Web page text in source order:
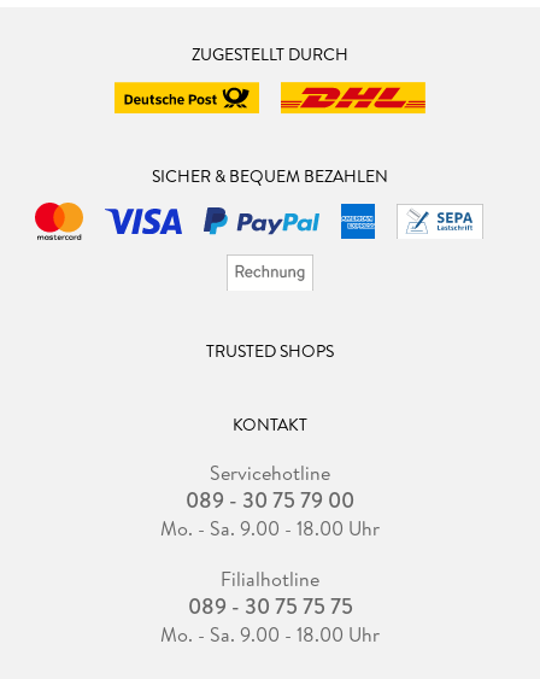
ZUGESTELLT DURCH
SICHER & BEQUEM BEZAHLEN
TRUSTED SHOPS
KONTAKT
Servicehotline
089 - 30 75 79 00
Mo. - Sa. 9.00 - 18.00 Uhr
Filialhotline
089 - 30 75 75 75
Mo. - Sa. 9.00 - 18.00 Uhr